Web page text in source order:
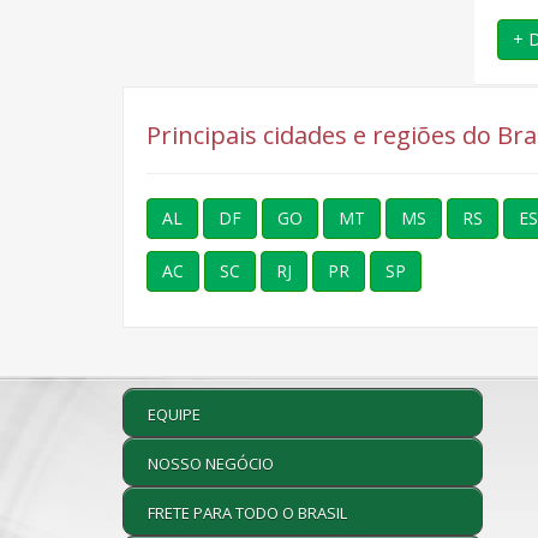
+
Principais cidades e regiões do
AL DF GO MT MS RS ES
AC SC RJ PR SP
EQUIPE
NOSSO NEGÓCIO
FRETE PARA TODO O BRASIL